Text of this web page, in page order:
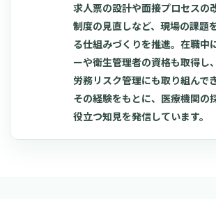
求人票の設計や面接プロセスの
制度の見直しなど、現場の課題
る仕組みづくりを推進。在職中
ーや衛生管理者の資格も取得し
労務リスク管理にも取り組んで
その経験をもとに、医療機関の
役立つ知見を発信しています。